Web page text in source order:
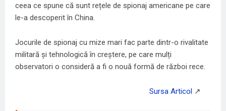
ceea ce spune că sunt rețele de spionaj americane pe care
le-a descoperit în China.
Jocurile de spionaj cu mize mari fac parte dintr-o rivalitate
militară și tehnologică în creștere, pe care mulți
observatori o consideră a fi o nouă formă de război rece.